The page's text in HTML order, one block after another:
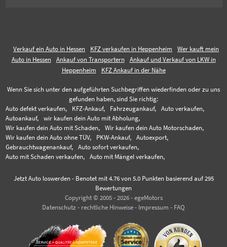
Verkauf ein Auto in Hessen KFZ verkaufen in Heppenheim
Wer kauft mein
Auto in Hessen
Ankauf von Transportern
Ankauf und Verkauf von LKW in
Heppenheim
KFZ Ankauf in der Nähe
Wenn Sie sich unter den aufgeführten Suchbegriffen wiederfinden oder zu uns
gefunden haben, sind Sie richtig:
Auto defekt verkaufen,
KFZ-Ankauf, Fahrzeugankauf,
Auto verkaufen,
Autoankauf,
wir kaufen dein Auto mit Abholung,
Wir kaufen dein Auto mit Schaden,
Wir kaufen dein Auto Motorschaden,
Wir kaufen dein Auto ohne TÜV,
PKW-Ankauf,
Autoexport,
Gebrauchtwagenankauf,
Auto sofort verkaufen,
Auto mit Schaden verkaufen,
Auto mit Mängel verkaufen,
Jetzt Auto loswerden- Benotet mit 4.76von 5.0 Punkten basierend auf 295
Bewertungen
Copyright © 2005 - 2026 - egeMotors
Datenschutz - rechtliche Hinweise - Impressum - FAQ